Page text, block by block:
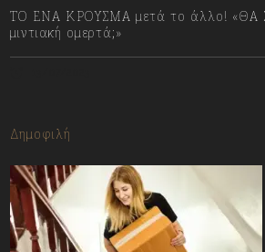
ΤΟ ΕΝΑ ΚΡΟΥΣΜΑ μετά το άλλο! «ΘΑ
μιντιακή ομερτά;»
Δημοφιλή